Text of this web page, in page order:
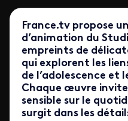
France.tv propose
d’animation du
empreints de
qui explorent les
de l’adolescence et
Chaque œuvre
sensible sur le
surgit dans les